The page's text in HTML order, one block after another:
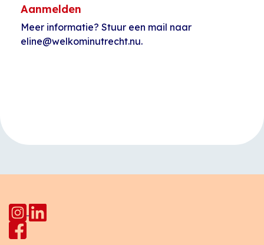
Aanmelden
Meer informatie? Stuur een mail naar
eline@welkominutrecht.nu.